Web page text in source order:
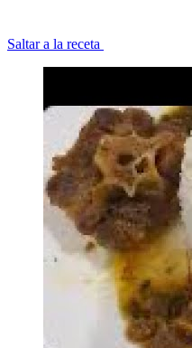
Saltar a la receta